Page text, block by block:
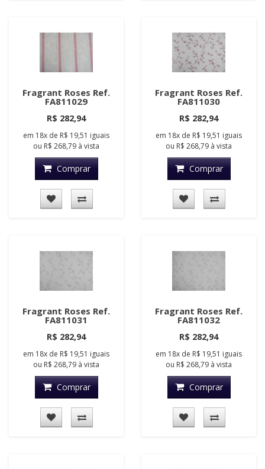
Fragrant Roses Ref.
FA811029
R$ 282,94
em 18x de R$ 19,51 iguais
ou R$ 268,79 à vista
Comprar
Fragrant Roses Ref.
FA811030
R$ 282,94
em 18x de R$ 19,51 iguais
ou R$ 268,79 à vista
Comprar
Fragrant Roses Ref.
FA811031
R$ 282,94
em 18x de R$ 19,51 iguais
ou R$ 268,79 à vista
Comprar
Fragrant Roses Ref.
FA811032
R$ 282,94
em 18x de R$ 19,51 iguais
ou R$ 268,79 à vista
Comprar